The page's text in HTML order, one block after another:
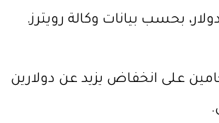
على انخفاض يزيد عن دولارين